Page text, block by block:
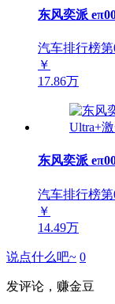
东风奕派
汽车排行榜第
￥
17.86万
东风奕派
汽车排行榜第
￥
14.49万
说点什么吧~ 0
发评论，赚金豆